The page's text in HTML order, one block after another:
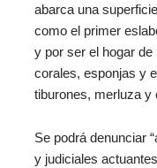
abarca una
como el primer
y por ser el hogar de
corales, esponjas y
tiburones, merluza y
Se podrá denunciar
y judiciales